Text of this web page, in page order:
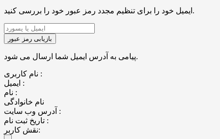
ایمیل خود را برای تنظیم مجدد رمز عبور خود را بررسی کنید.
پیامی به آدرس ایمیل شما ارسال می شود.
نام کاربری :
ایمیل :
نام :
نام خانوادگی
آدرس وب سایت :
تاریخ ثبت نام :
نقش کاربر: